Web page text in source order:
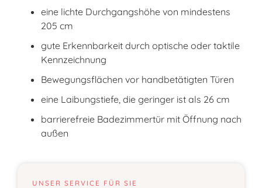
eine lichte Durchgangshöhe von mindestens
205 cm
gute Erkennbarkeit durch optische oder taktile
Kennzeichnung
Bewegungsflächen vor handbetätigten Türen
eine Laibungstiefe, die geringer ist als 26 cm
barrierefreie Badezimmertür mit Öffnung nach
außen
UNSER SERVICE FÜR SIE